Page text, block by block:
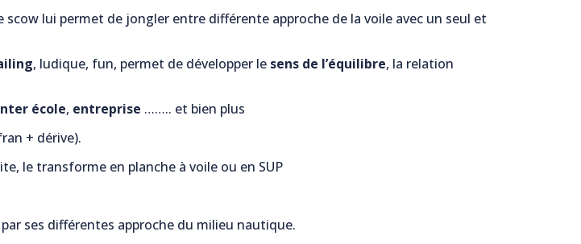
scow lui permet de jongler entre différente approche de la voile avec un seul et
, ludique, fun, permet de développer le sens de l’équilibre, la relation
école, entreprise …….. et bien plus
+ dérive).
le transforme en planche à voile ou en SUP
ses différentes approche du milieu nautique.